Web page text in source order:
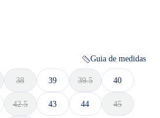
Guia de medidas
38 39 39.5 40
42.5 43 44 45